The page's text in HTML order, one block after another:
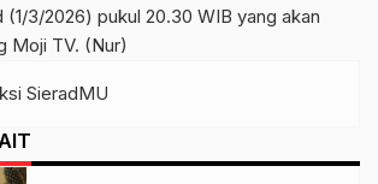
(1/3/2026) pukul 20.30 WIB yang akan
Moji TV. (Nur)
SieradMU